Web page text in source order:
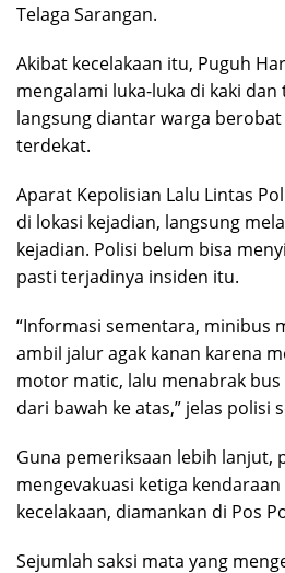
Telaga Sarangan.
Akibat kecelakaan itu, Puguh
mengalami luka-luka di kaki dan
langsung diantar warga berobat
terdekat.
Aparat Kepolisian Lalu Lintas
di lokasi kejadian, langsung
kejadian. Polisi belum bisa
pasti terjadinya insiden itu.
“Informasi sementara, minibus
ambil jalur agak kanan karena
motor matic, lalu menabrak
dari bawah ke atas,” jelas polisi
Guna pemeriksaan lebih lanjut,
mengevakuasi ketiga
kecelakaan, diamankan di Pos
Sejumlah saksi mata yang